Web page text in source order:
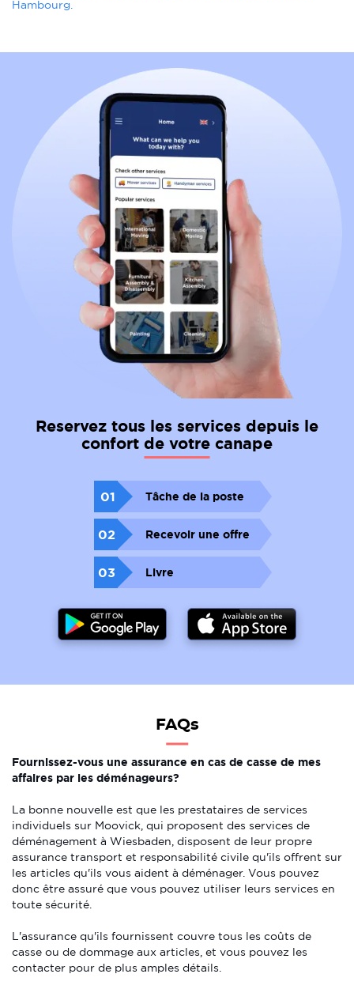
Hambourg.
Reservez tous les services depuis le
confort de votre canape
01 Tâche de la poste
02 Recevoir une offre
03 Livre
FAQs
Fournissez-vous une assurance en cas de casse de mes
affaires par les déménageurs?
La bonne nouvelle est que les prestataires de services
individuels sur Moovick, qui proposent des services de
déménagement à Wiesbaden, disposent de leur propre
assurance transport et responsabilité civile qu'ils offrent sur
les articles qu'ils vous aident à déménager. Vous pouvez
donc être assuré que vous pouvez utiliser leurs services en
toute sécurité.
L'assurance qu'ils fournissent couvre tous les coûts de
casse ou de dommage aux articles, et vous pouvez les
contacter pour de plus amples détails.